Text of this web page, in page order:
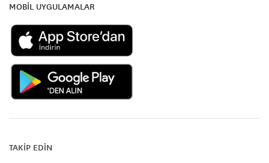
MOBİL UYGULAMALAR
TAKİP EDİN